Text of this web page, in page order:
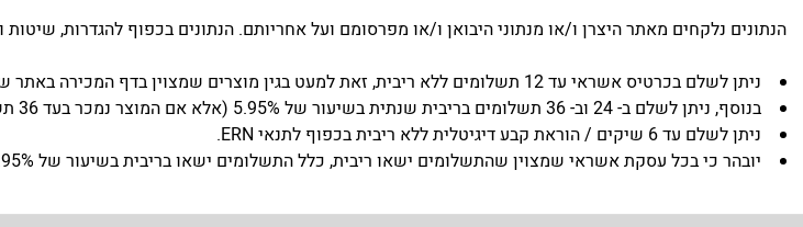
הנתונים נלקחים מאתר היצרן ו/או מנתוני היבואן ו/או מפרסומם ועל אחריותם. הנתונים בכפוף להגדרות, שיטות
ניתן לשלם בכרטיס אשראי עד 12 תשלומים ללא ריבית, זאת למעט בגין מוצרים שמצוין בדף המכירה באתר שכמות התשלומים שניתן לבצע ללא תוספת ריבית הינה אחרת.
בנוסף, ניתן לשלם ב- 24 וב- 36 תשלומים בריבית שנתית בשיעור של 5.95% (אלא אם המוצר נמכר בעד 36 תשלומים ללא ריבית).
ניתן לשלם עד 6 שיקים / הוראת קבע דיגיטלית ללא ריבית בכפוף לתנאי ERN.
יובהר כי בכל עסקת אשראי שמצוין שהתשלומים ישאו ריבית, כלל התשלומים ישאו בריבית בשיעור של 5.95%.